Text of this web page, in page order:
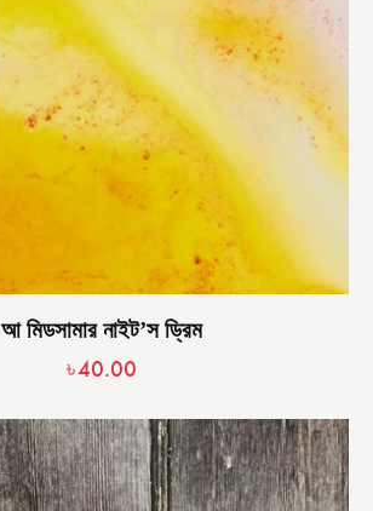
আ মিডসামার নাইট’স ড্রিম
৳40.00